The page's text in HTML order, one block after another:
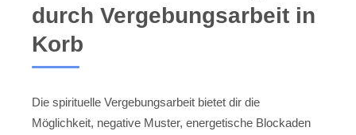
durch Vergebungsarbeit in
Korb
Die spirituelle Vergebungsarbeit bietet dir die
Möglichkeit, negative Muster, energetische Blockaden